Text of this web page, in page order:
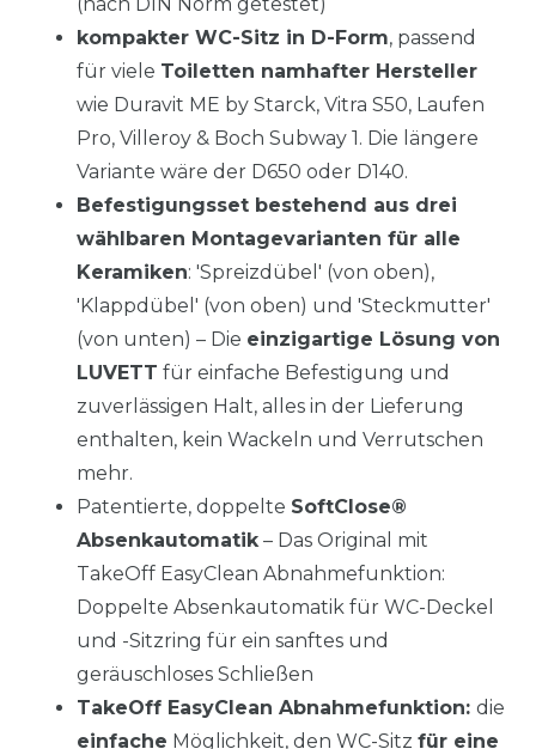
kompakter WC-Sitz in D-Form, passend
für viele Toiletten namhafter Hersteller
wie Duravit ME by Starck, Vitra S50, Laufen
Pro, Villeroy & Boch Subway 1. Die längere
Variante wäre der D650 oder D140.
Befestigungsset bestehend aus drei
wählbaren Montagevarianten für alle
Keramiken: 'Spreizdübel' (von oben),
'Klappdübel' (von oben) und 'Steckmutter'
(von unten) – Die einzigartige Lösung von
LUVETT für einfache Befestigung und
zuverlässigen Halt, alles in der Lieferung
enthalten, kein Wackeln und Verrutschen
mehr.
Patentierte, doppelte SoftClose®
Absenkautomatik– Das Original mit
TakeOff EasyClean Abnahmefunktion:
Doppelte Absenkautomatik für WC-Deckel
und -Sitzring für ein sanftes und
geräuschloses Schließen
TakeOff EasyClean Abnahmefunktion: die
einfache Möglichkeit, den WC-Sitz für eine